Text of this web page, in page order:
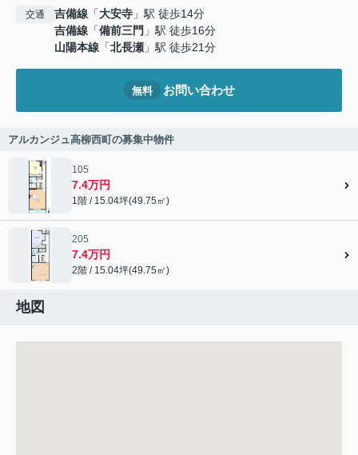
交通 吉備線 「大安寺 」駅 徒歩14分
吉備線 「備前三門 」駅 徒歩16分
山陽本線 「北長瀬 」駅 徒歩21分
無料 お問い合わせ
アルカンジュ高柳西町の募集中物件
105
7.4万円
1階 / 15.04坪(49.75㎡)
205
7.4万円
2階 / 15.04坪(49.75㎡)
地図